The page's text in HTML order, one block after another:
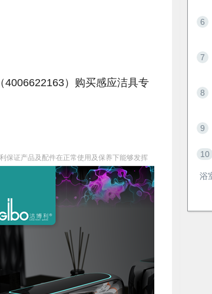
）购买感应洁具专
保证产品及配件在正常使用及保养下能够发挥
6
7
8
9
10